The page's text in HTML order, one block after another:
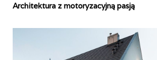
Architektura z motoryzacyjną pasją